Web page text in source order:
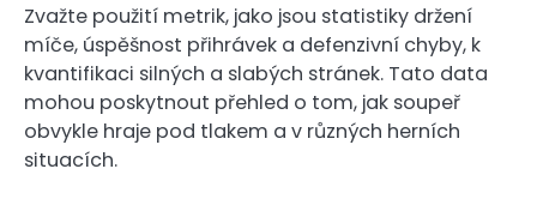
Zvažte použití metrik, jako jsou statistiky držení
míče, úspěšnost přihrávek a defenzivní chyby, k
kvantifikaci silných a slabých stránek. Tato data
mohou poskytnout přehled o tom, jak soupeř
obvykle hraje pod tlakem a v různých herních
situacích.